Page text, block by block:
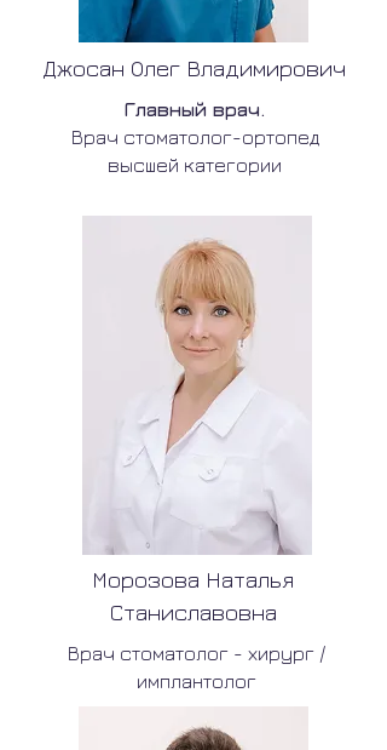
Джосан Олег Владимирович
Главный врач.
Врач стоматолог-ортопед
высшей категории
Морозова Наталья
Станиславовна
Врач стоматолог - хирург /
имплантолог